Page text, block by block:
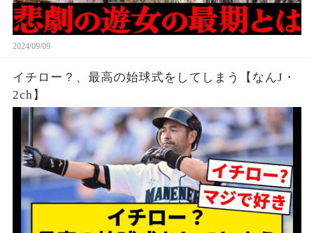
2024/09/09
イチロー？、最高の始球式をしてしまう【なんJ・
2ch】